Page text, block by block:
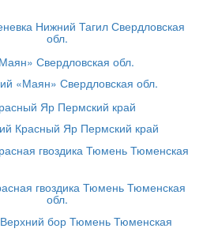
Нижний Тагил Свердловская
обл.
«Маян» Свердловская обл.
Красный Яр Пермский край
гвоздика Тюмень Тюменская
обл.